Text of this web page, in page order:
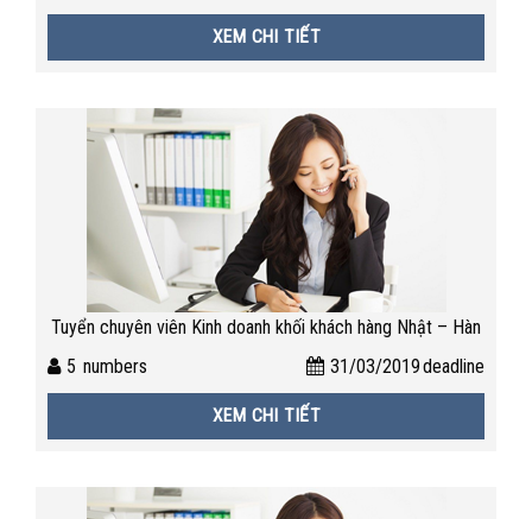
XEM CHI TIẾT
Tuyển chuyên viên Kinh doanh khối khách hàng Nhật – Hàn
5 numbers 31/03/2019deadline
XEM CHI TIẾT